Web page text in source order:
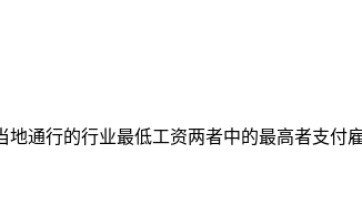
行的行业最低工资两者中的最高者支付